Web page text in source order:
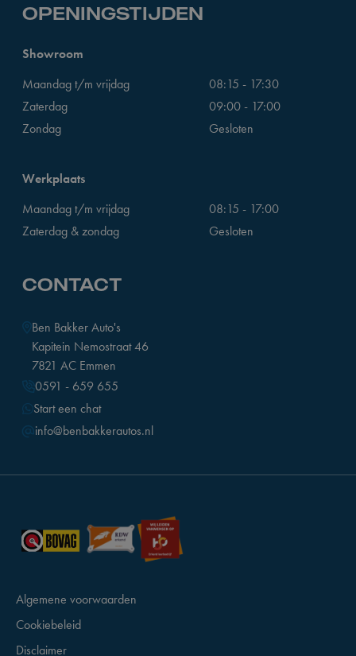
OPENINGSTIJDEN
Showroom
Maandag t/m vrijdag
08:15 - 17:30
Zaterdag
09:00 - 17:00
Zondag
Gesloten
Werkplaats
Maandag t/m vrijdag
08:15 - 17:00
Zaterdag & zondag
Gesloten
CONTACT
Ben Bakker Auto's
Kapitein Nemostraat 46
7821 AC Emmen
0591 - 659 655
Start een chat
info@benbakkerautos.nl
Algemene voorwaarden
Cookiebeleid
Disclaimer